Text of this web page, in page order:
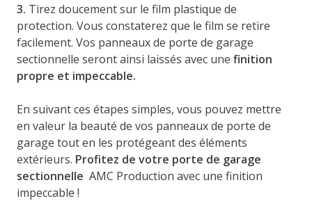
3. Tirez doucement sur le film plastique de
protection. Vous constaterez que le film se retire
facilement. Vos panneaux de porte de garage
sectionnelle seront ainsi laissés avec une finition
propre et impeccable.
En suivant ces étapes simples, vous pouvez mettre
en valeur la beauté de vos panneaux de porte de
garage tout en les protégeant des éléments
extérieurs. Profitez de votre porte de garage
sectionnelle AMC Production avec une finition
impeccable !